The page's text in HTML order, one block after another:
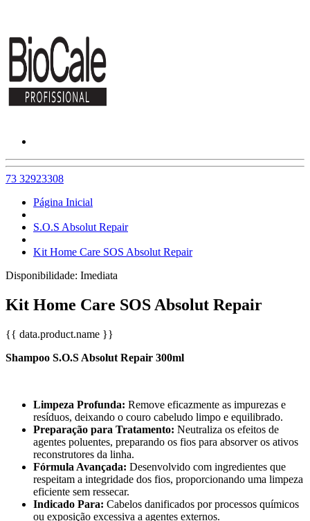
73 32923308
Página Inicial
S.O.S Absolut Repair
Kit Home Care SOS Absolut Repair
Disponibilidade: Imediata
Kit Home Care SOS Absolut Repair
{{ data.product.name }}
Shampoo S.O.S Absolut Repair 300ml
Limpeza Profunda: Remove eficazmente as impurezas e
resíduos, deixando o couro cabeludo limpo e equilibrado.
Preparação para Tratamento: Neutraliza os efeitos de
agentes poluentes, preparando os fios para absorver os ativos
reconstrutores da linha.
Fórmula Avançada: Desenvolvido com ingredientes que
respeitam a integridade dos fios, proporcionando uma limpeza
eficiente sem ressecar.
Indicado Para: Cabelos danificados por processos químicos
ou exposição excessiva a agentes externos.